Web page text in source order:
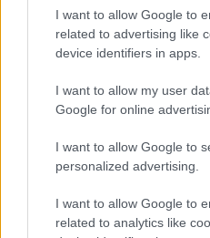
I want to allow Google to
related to advertising like
device identifiers in apps.
I want to allow my user
Google for online
I want to allow Google to
personalized advertising.
I want to allow Google to
related to analytics like